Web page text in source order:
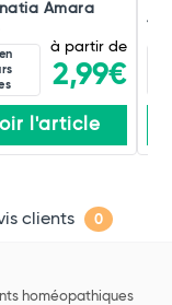
Amara
à partir de
2,99€
l'article
clients 0
homéopathiques